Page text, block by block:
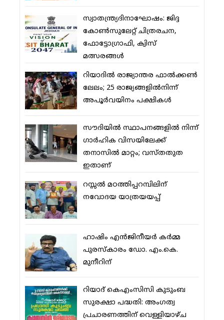
സ്വാതന്ത്ര്യദിനാഘോഷം: ജിദ്ദ
കോണ്‍സുലേറ്റ് ചിത്രരചന,
ഫോട്ടോഗ്രാഫി, ക്വിസ്
മത്സരങ്ങള്‍
റിയാദില്‍ രാജ്യാന്തര ഫാല്‍ക്കണ്‍
ലേലം; 25 രാജ്യങ്ങളില്‍നിന്ന്
അപൂര്‍വയിനം പക്ഷികള്‍
സൗദിയില്‍ സ്ഥാപനങ്ങളില്‍ നിന്ന്
ഗാര്‍ഹിക വിസയിലേക്ക്
തനാസില്‍ മാറ്റം; വസ്തതുത
ഇതാണ്
റസ്സല്‍ മഠത്തിപ്പറമ്പിലിന്
നവോദയ യാത്രയയപ്പ്
ഹാഷിം എന്‍ജിനീയര്‍ കര്‍മ്മ
പുരസ്‌കാരം ഡോ. എം.കെ.
മുനീറിന്
റിയാദ് കെഎംസിസി കുടുംബ
സുരക്ഷാ പദ്ധതി: അംഗത്വ
പ്രചാരണത്തിന് വെള്ളിയാഴ്ച